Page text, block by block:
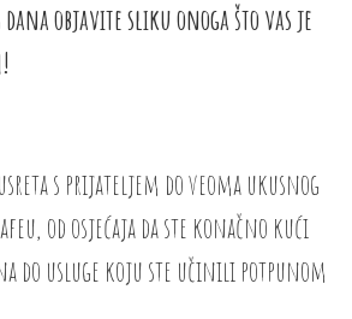
dana objavite sliku onoga što vas je
s prijateljem do veoma ukusnog
od osjećaja da ste konačno kući
do usluge koju ste učinili potpunom